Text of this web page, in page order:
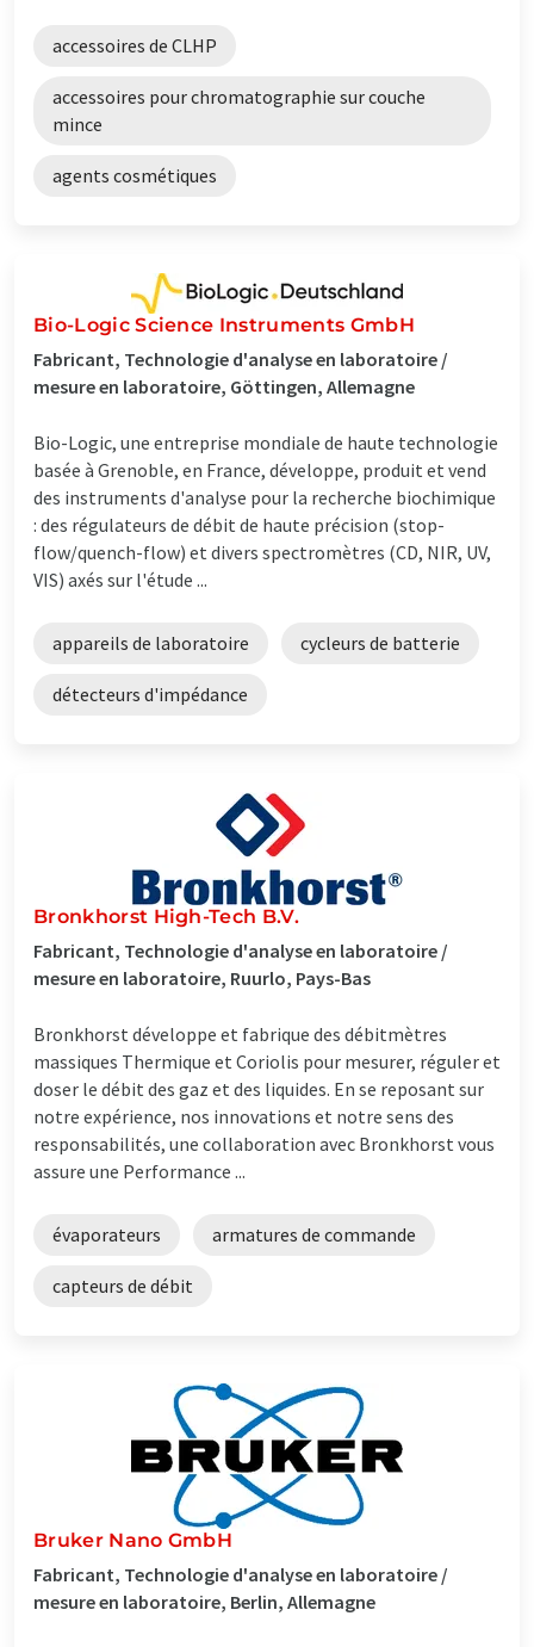
accessoires de CLHP
accessoires pour chromatographie sur couche
mince
agents cosmétiques
Bio-Logic Science Instruments GmbH
Fabricant, Technologie d'analyse en laboratoire /
mesure en laboratoire, Göttingen, Allemagne
Bio-Logic, une entreprise mondiale de haute technologie
basée à Grenoble, en France, développe, produit et vend
des instruments d'analyse pour la recherche biochimique
: des régulateurs de débit de haute précision (stop-
flow/quench-flow) et divers spectromètres (CD, NIR, UV,
VIS) axés sur l'étude ...
appareils de laboratoire cycleurs de batterie
détecteurs d'impédance
Bronkhorst High-Tech B.V.
Fabricant, Technologie d'analyse en laboratoire /
mesure en laboratoire, Ruurlo, Pays-Bas
Bronkhorst développe et fabrique des débitmètres
massiques Thermique et Coriolis pour mesurer, réguler et
doser le débit des gaz et des liquides. En se reposant sur
notre expérience, nos innovations et notre sens des
responsabilités, une collaboration avec Bronkhorst vous
assure une Performance ...
évaporateurs armatures de commande
capteurs de débit
Bruker Nano GmbH
Fabricant, Technologie d'analyse en laboratoire /
mesure en laboratoire, Berlin, Allemagne